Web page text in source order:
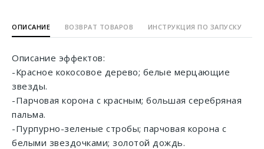
ОПИСАНИЕ ВОЗВРАТ ТОВАРОВ ИНСТРУКЦИЯ ПО ЗАПУСКУ
Описание эффектов:
-Красное кокосовое дерево; белые мерцающие
звезды.
-Парчовая корона с красным; большая серебряная
пальма.
-Пурпурно-зеленые стробы; парчовая корона с
белыми звездочками; золотой дождь.